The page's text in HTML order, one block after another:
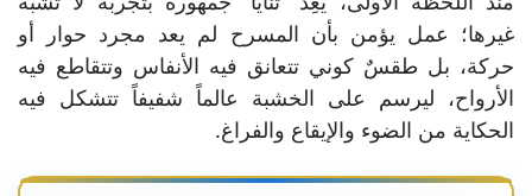
غيرها؛ عمل يؤمن بأن المسرح لم يعد مجرد حوار أو
حركة، بل طقسٌ كوني تتعانق فيه الأنفاس وتتقاطع فيه
الأرواح، ليرسم على الخشبة عالماً شفيفاً تتشكل فيه
الحكاية من الضوء والإيقاع والفراغ.